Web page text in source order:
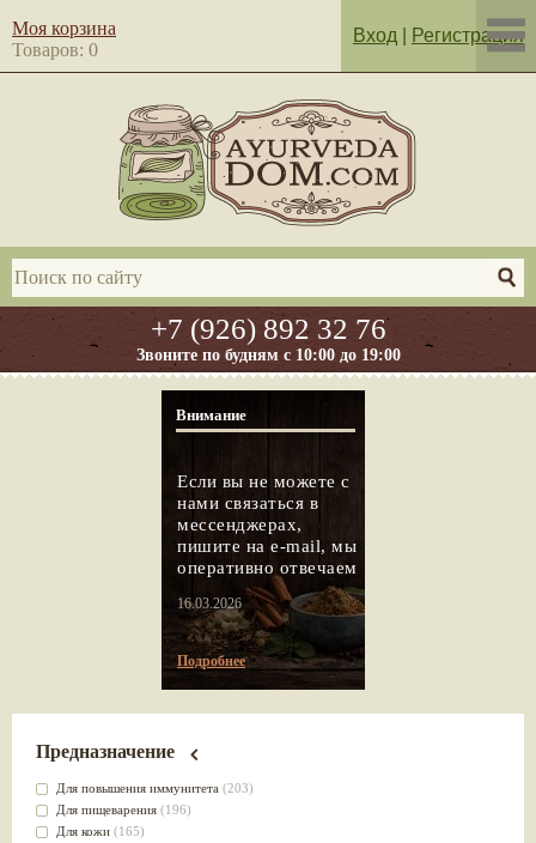
+7 (926) 892 32 76
Звоните по будням с 10:00 до 19:00
Моя корзина
Товаров: 0
Вход Регистрация
Внимание
Если вы не можете с
нами связаться в
мессенджерах,
пишите на e-mail, мы
оперативно отвечаем
16.03.2026
Подробнее
Предназначение
Для повышения иммунитета (203)
Для пищеварения (196)
Для кожи (165)